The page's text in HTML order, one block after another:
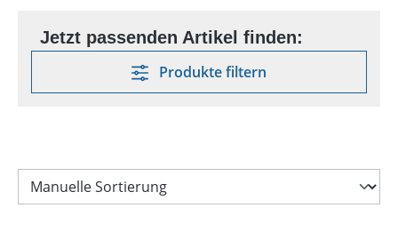
Produkte filtern